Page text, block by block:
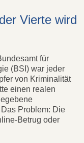
Vierte wird
für
(BSI) war jeder
von Kriminalität
einen realen
Problem: Die
Betrug oder